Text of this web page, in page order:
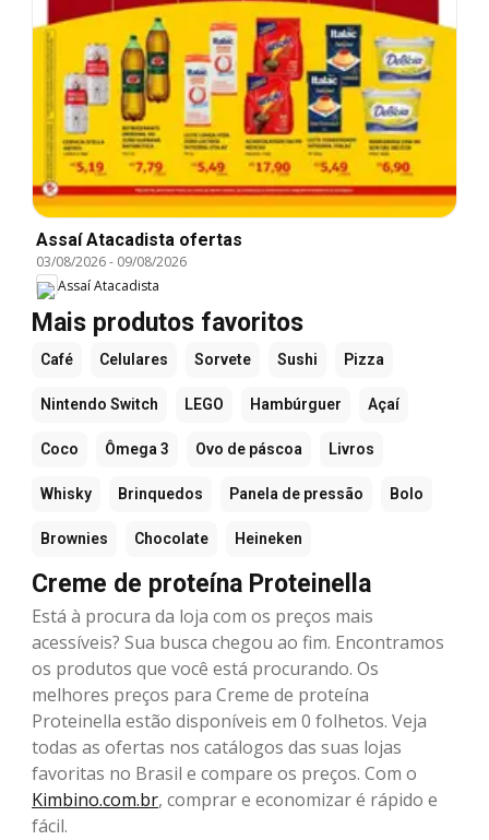
Assaí Atacadista ofertas
03/08/2026- 09/08/2026
Assaí Atacadista
Mais produtos favoritos
Café Celulares Sorvete Sushi Pizza
Nintendo Switch LEGO Hambúrguer Açaí
Coco Ômega 3 Ovo de páscoa Livros
Whisky Brinquedos Panela de pressão Bolo
Brownies Chocolate Heineken
Creme de proteína Proteinella
Está à procura da loja com os preços mais
acessíveis? Sua busca chegou ao fim. Encontramos
os produtos que você está procurando. Os
melhores preços para Creme de proteína
Proteinella estão disponíveis em 0 folhetos. Veja
todas as ofertas nos catálogos das suas lojas
favoritas no Brasil e compare os preços. Com o
Kimbino.com.br, comprar e economizar é rápido e
fácil.